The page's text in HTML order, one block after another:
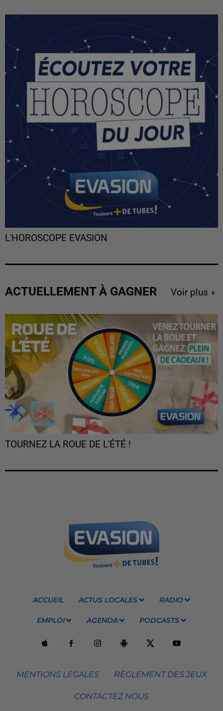
L'HOROSCOPE EVASION
ACTUELLEMENT À GAGNER Voir plus
TOURNEZ LA ROUE DE L'ÉTÉ !
ACCUEIL ACTUS LOCALES RADIO
EMPLOI AGENDA PODCASTS
MENTIONS LEGALES RÈGLEMENT DES JEUX
CONTACTEZ NOUS